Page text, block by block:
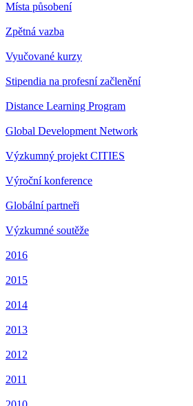
Místa působení
Zpětná vazba
Vyučované kurzy
Stipendia na profesní začlenění
Distance Learning Program
Global Development Network
Výzkumný projekt CITIES
Výroční konference
Globální partneři
Výzkumné soutěže
2016
2015
2014
2013
2012
2011